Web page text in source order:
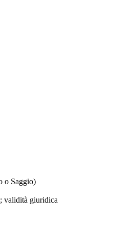
o Saggio)
validità giuridica